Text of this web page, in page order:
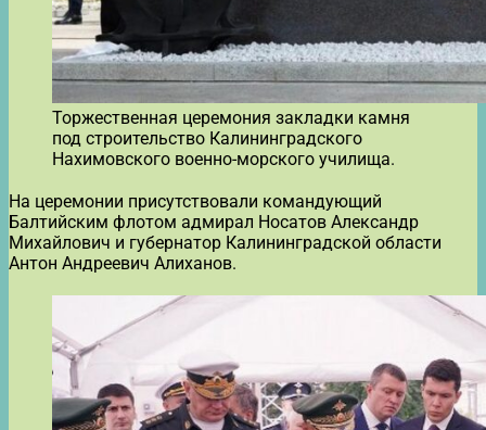
Торжественная церемония закладки камня
под строительство Калининградского
Нахимовского военно-морского училища.
На церемонии присутствовали командующий
Балтийским флотом адмирал Носатов Александр
Михайлович и губернатор Калининградской области
Антон Андреевич Алиханов.